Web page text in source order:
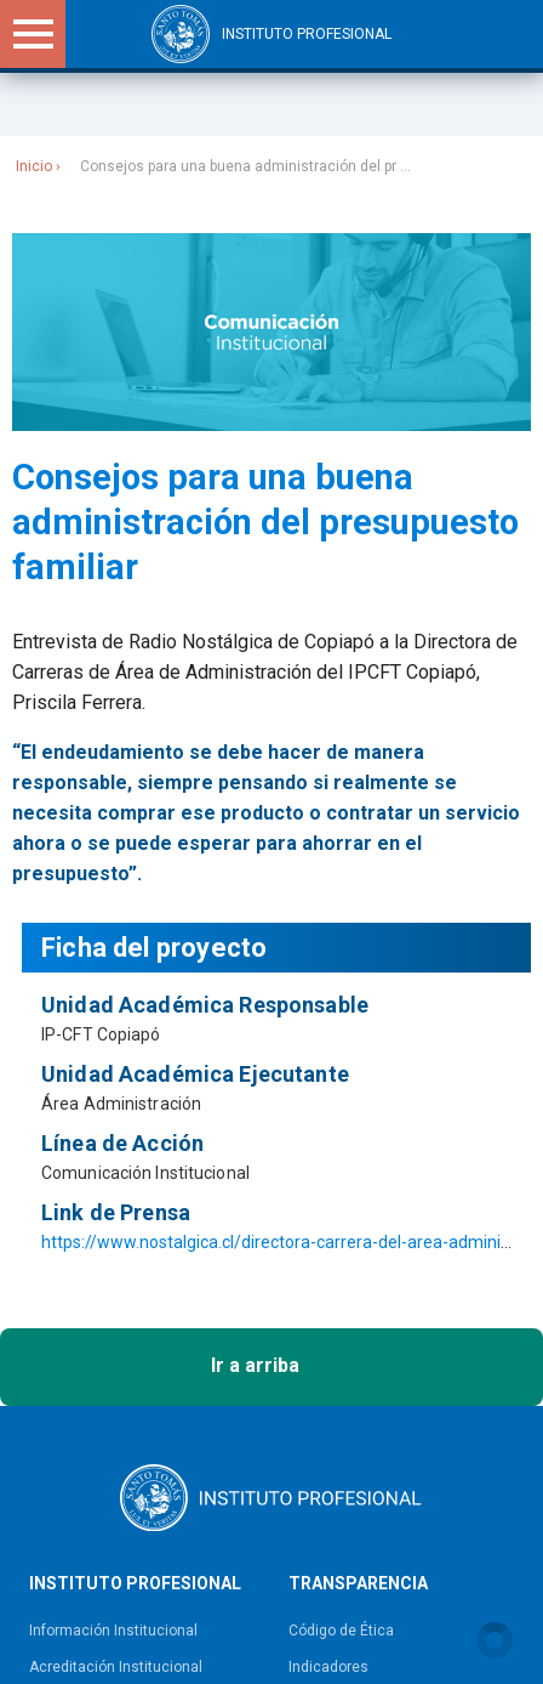
INSTITUTO PROFESIONAL
Inicio Consejos para una buena administración del pr ...
Consejos para una buena
administración del presupuesto
familiar
Entrevista de Radio Nostálgica de Copiapó a la Directora de
Carreras de Área de Administración del IPCFT Copiapó,
Priscila Ferrera.
“El endeudamiento se debe hacer de manera
responsable, siempre pensando si realmente se
necesita comprar ese producto o contratar un servicio
ahora o se puede esperar para ahorrar en el
presupuesto”.
Ficha del proyecto
Unidad Académica Responsable
IP-CFT Copiapó
Unidad Académica Ejecutante
Área Administración
Línea de Acción
Comunicación Institucional
Link de Prensa
Ir a arriba
INSTITUTO PROFESIONAL
Información Institucional
Acreditación Institucional
TRANSPARENCIA
Código de Ética
Indicadores